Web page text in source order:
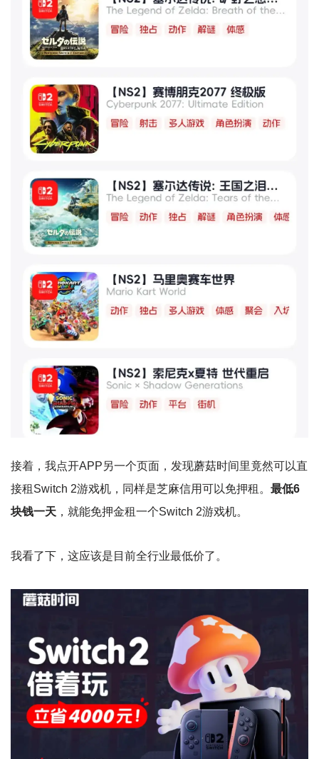
接着，我点开APP另一个页面，发现蘑菇时间里竟然可以直
接租Switch 2游戏机，同样是芝麻信用可以免押租。 最低6
块钱一天 ，就能免押金租一个Switch 2游戏机。
我看了下，这应该是目前全行业最低价了。